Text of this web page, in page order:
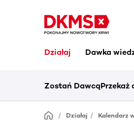
Działaj Dawka
Zostań DawcąPrzekaż
Działaj Kalendarz